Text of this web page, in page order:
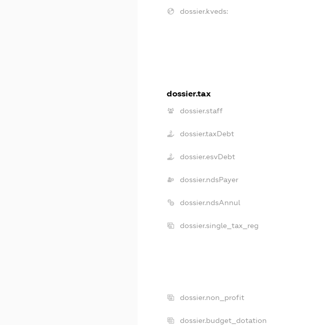
dossier.kveds:
dossier.tax
dossier.staff
dossier.taxDebt
dossier.esvDebt
dossier.ndsPayer
dossier.ndsAnnul
dossier.single_tax_reg
dossier.non_profit
dossier.budget_dotation